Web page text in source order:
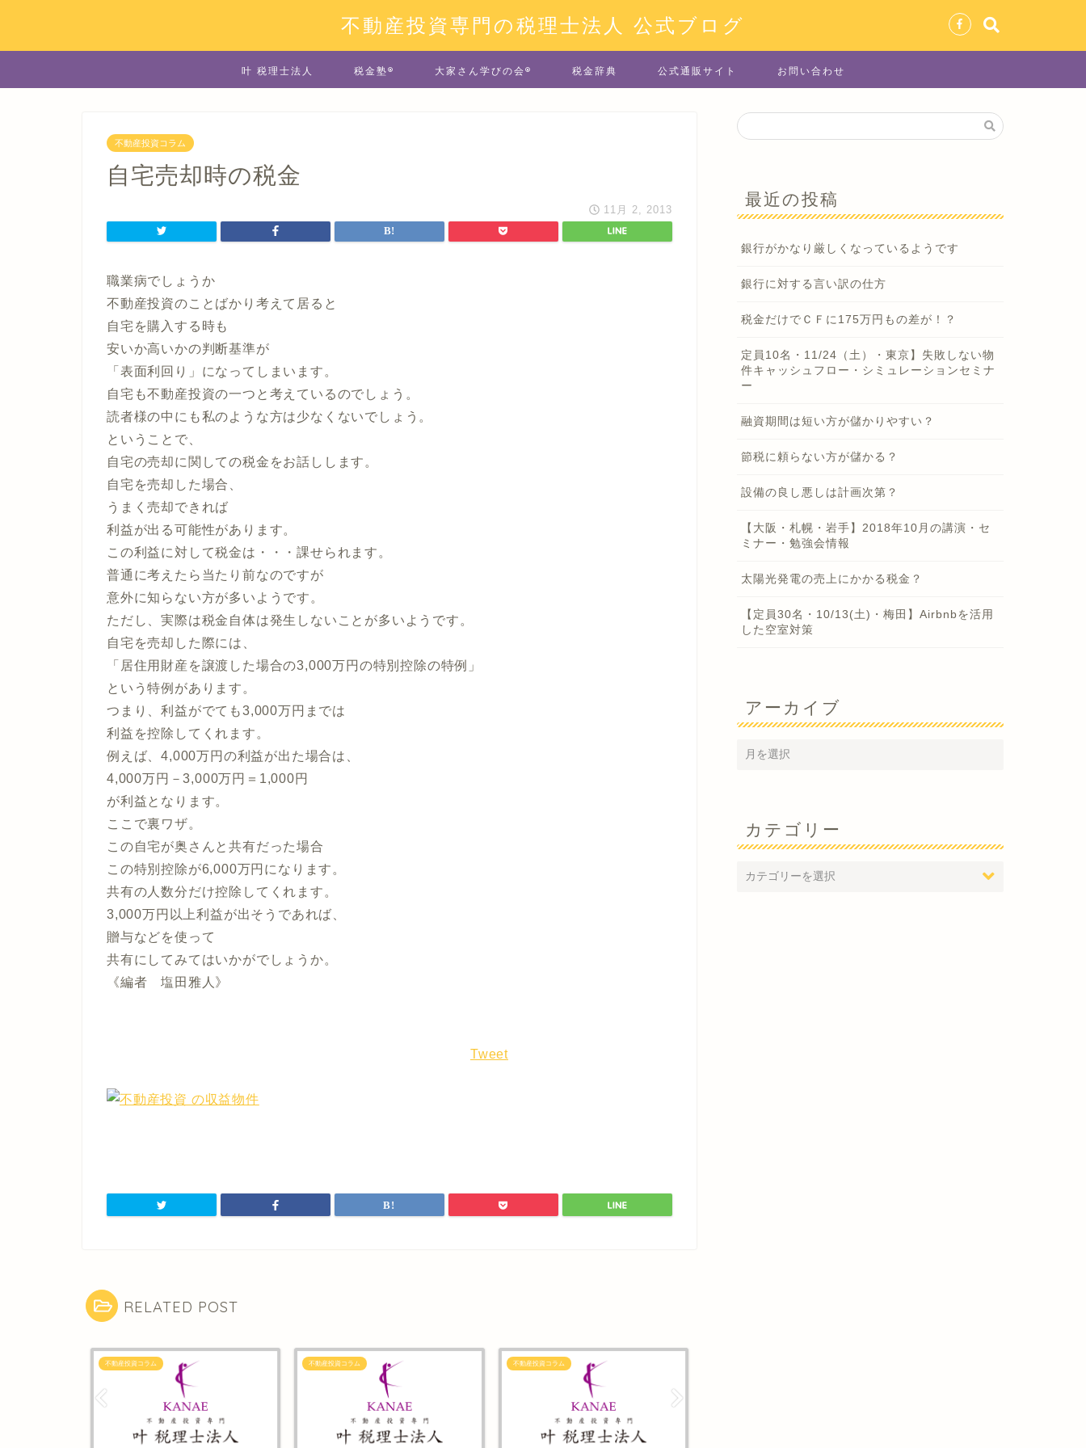
不動産投資専門の税理士法人 公式ブログ
叶 税理士法人 税金塾® 大家さん学びの会® 税金辞典 公式通販サイト お問い合わせ
不動産投資コラム
自宅売却時の税金
11月 2, 2013
職業病でしょうか
不動産投資のことばかり考えて居ると
自宅を購入する時も
安いか高いかの判断基準が
「表面利回り」になってしまいます。
自宅も不動産投資の一つと考えているのでしょう。
読者様の中にも私のような方は少なくないでしょう。
ということで、
自宅の売却に関しての税金をお話しします。
自宅を売却した場合、
うまく売却できれば
利益が出る可能性があります。
この利益に対して税金は・・・課せられます。
普通に考えたら当たり前なのですが
意外に知らない方が多いようです。
ただし、実際は税金自体は発生しないことが多いようです。
自宅を売却した際には、
「居住用財産を譲渡した場合の3,000万円の特別控除の特例」
という特例があります。
つまり、利益がでても3,000万円までは
利益を控除してくれます。
例えば、4,000万円の利益が出た場合は、
4,000万円－3,000万円＝1,000円
が利益となります。
ここで裏ワザ。
この自宅が奥さんと共有だった場合
この特別控除が6,000万円になります。
共有の人数分だけ控除してくれます。
3,000万円以上利益が出そうであれば、
贈与などを使って
共有にしてみてはいかがでしょうか。
《編者 塩田雅人》
Tweet
RELATED POST
不動産投資コラム 不動産投資コラム 不動産投資コラム
最近の投稿
銀行がかなり厳しくなっているようです
銀行に対する言い訳の仕方
税金だけでＣＦに175万円もの差が！？
定員10名・11/24（土）・東京】失敗しない物
件キャッシュフロー・シミュレーションセミナ
ー
融資期間は短い方が儲かりやすい？
節税に頼らない方が儲かる？
設備の良し悪しは計画次第？
【大阪・札幌・岩手】2018年10月の講演・セ
ミナー・勉強会情報
太陽光発電の売上にかかる税金？
【定員30名・10/13(土)・梅田】Airbnbを活用
した空室対策
アーカイブ
カテゴリー